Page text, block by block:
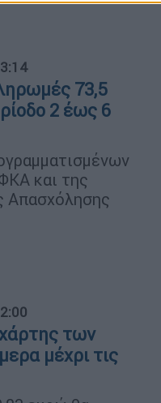
73,5
2 έως 6
και της
Απασχόλησης
των
μέχρι τις